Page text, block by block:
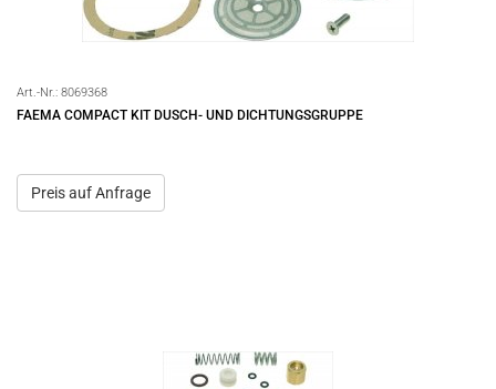
Art.-Nr.: 8069368
FAEMA COMPACT KIT DUSCH- UND DICHTUNGSGRUPPE
Preis auf Anfrage